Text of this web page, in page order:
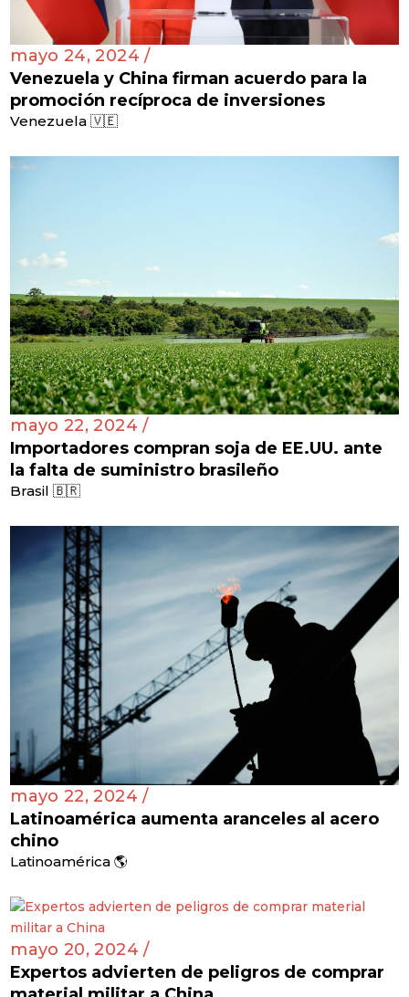
mayo 24, 2024 /
Venezuela y China firman acuerdo para la
promoción recíproca de inversiones
Venezuela 🇻🇪
mayo 22, 2024 /
Importadores compran soja de EE.UU. ante
la falta de suministro brasileño
Brasil 🇧🇷
mayo 22, 2024 /
Latinoamérica aumenta aranceles al acero
chino
Latinoamérica 🌎
mayo 20, 2024 /
Expertos advierten de peligros de comprar